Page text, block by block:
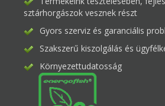
sztárhorgászok vesznek részt
Gyors szerviz és garanciális
Szakszerű kiszolgálás és
Környezettudatosság